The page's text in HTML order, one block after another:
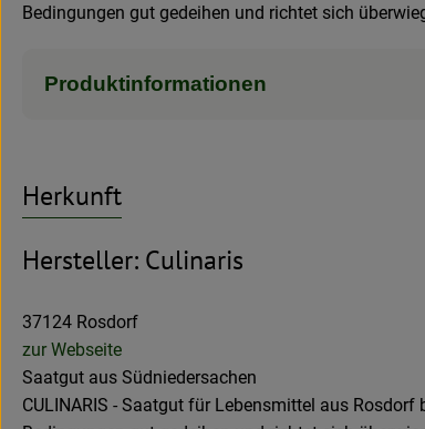
Bedingungen gut gedeihen und richtet sich
Produktinformationen
Herkunft
Hersteller: Culinaris
37124 Rosdorf
zur Webseite
Saatgut aus Südniedersachen
CULINARIS - Saatgut für Lebensmittel aus